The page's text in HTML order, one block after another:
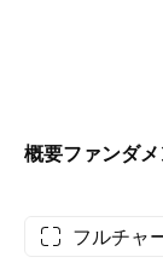
概要ファンダ
フルチャ